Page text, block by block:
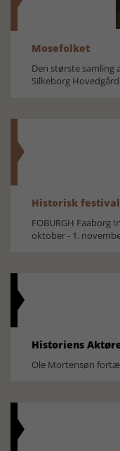
Mosefolket
Den største samling
Silkeborg
Historisk
FOBURGH Faaborg
oktober - 1.
Historiens
Ole Mortensøn